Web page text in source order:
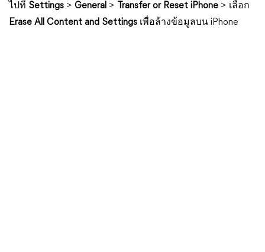
ไปที่ Settings > General > Transfer or Reset iPhone > เลือก
Erase All Content and Settings เพื่อล้างข้อมูลบน iPhone